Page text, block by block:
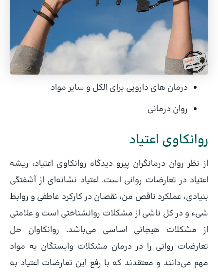
درمان های دارویی برای الکل و سایر مواد
روان درمانی
روانکاوی اعتیاد
از نظر روان درمانگران پیرو دیدگاه روانکاوی اعتیاد، ریشه
اعتیاد در تعارضات روانی است. اعتیاد نشانه‌ای از آشفتگی
بنیادی، عملکرد ناقص من، نقصان در کارکرد عاطفی و روابط
شیء و در کل ناشی از مشکلات روانشناختی است و علامتی
از مشکلات هیجانی اساسی می‌باشد. روانکاوان حل
تعارضات روانی را در درمان مشکلات وابستگان به مواد
مهم می‌دانند و معتقدند که با رفع این تعارضات اعتیاد به